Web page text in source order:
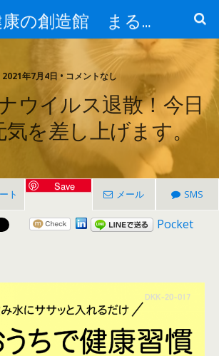
美と健康の創造館 まるとみ薬品 ぐんまの薬屋 芳さんのブログ
2021年7月4日 • コメントなし
ウイルス退散！今日
気を差し上げます。
ト
Save
メール SMS
Pocket